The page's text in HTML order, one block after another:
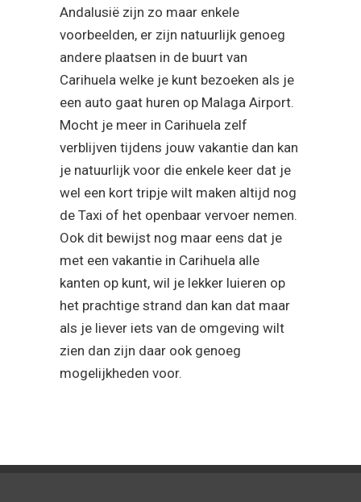
Andalusië zijn zo maar enkele
voorbeelden, er zijn natuurlijk genoeg
andere plaatsen in de buurt van
Carihuela welke je kunt bezoeken als je
een auto gaat huren op Malaga Airport.
Mocht je meer in Carihuela zelf
verblijven tijdens jouw vakantie dan kan
je natuurlijk voor die enkele keer dat je
wel een kort tripje wilt maken altijd nog
de Taxi of het openbaar vervoer nemen.
Ook dit bewijst nog maar eens dat je
met een vakantie in Carihuela alle
kanten op kunt, wil je lekker luieren op
het prachtige strand dan kan dat maar
als je liever iets van de omgeving wilt
zien dan zijn daar ook genoeg
mogelijkheden voor.